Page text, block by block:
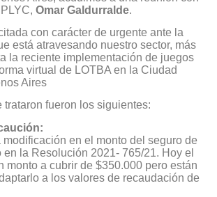
Omar Galdurralde.
con carácter de urgente ante la
está atravesando nuestro sector, más
la reciente implementación de juegos
virtual de LOTBA en la Ciudad
Aires
trataron fueron los siguientes:
en el monto del seguro de
la Resolución 2021- 765/21. Hoy el
monto a cubrir de $350.000 pero están
a los valores de recaudación de